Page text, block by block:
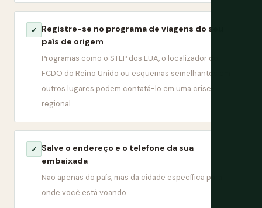
✓ Registre-se no programa de viagens do seu
país de origem
Programas como o STEP dos EUA, o localizador do
FCDO do Reino Unido ou esquemas semelhantes em
outros lugares podem contatá-lo em uma crise
regional.
✓ Salve o endereço e o telefone da sua
embaixada
Não apenas do país, mas da cidade específica para
onde você está voando.